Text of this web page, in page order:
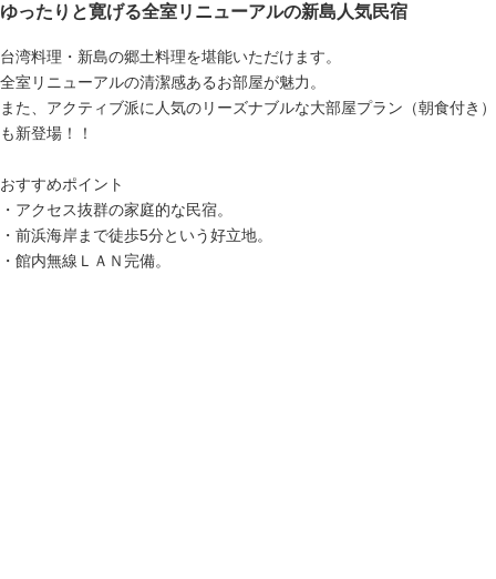
ゆったりと寛げる全室リニューアルの新島人気民宿
台湾料理・新島の郷土料理を堪能いただけます。
全室リニューアルの清潔感あるお部屋が魅力。
また、アクティブ派に人気のリーズナブルな大部屋プラン（朝食付き）
も新登場！！
おすすめポイント
・アクセス抜群の家庭的な民宿。
・前浜海岸まで徒歩5分という好立地。
・館内無線ＬＡＮ完備。